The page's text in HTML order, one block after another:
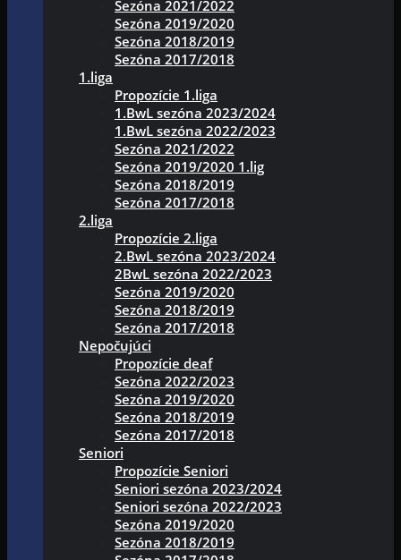
Sezóna 2021/2022
Sezóna 2019/2020
Sezóna 2018/2019
Sezóna 2017/2018
1.liga
Propozície 1.liga
1.BwL sezóna 2023/2024
1.BwL sezóna 2022/2023
Sezóna 2021/2022
Sezóna 2019/2020 1.lig
Sezóna 2018/2019
Sezóna 2017/2018
2.liga
Propozície 2.liga
2.BwL sezóna 2023/2024
2BwL sezóna 2022/2023
Sezóna 2019/2020
Sezóna 2018/2019
Sezóna 2017/2018
Nepočujúci
Propozície deaf
Sezóna 2022/2023
Sezóna 2019/2020
Sezóna 2018/2019
Sezóna 2017/2018
Seniori
Propozície Seniori
Seniori sezóna 2023/2024
Seniori sezóna 2022/2023
Sezóna 2019/2020
Sezóna 2018/2019